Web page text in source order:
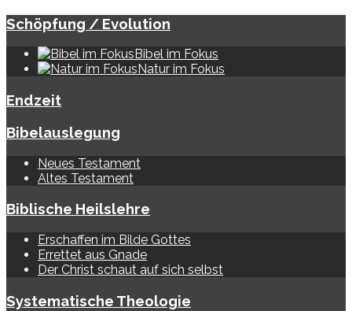
Schöpfung / Evolution
Bibel im Fokus
Natur im Fokus
Endzeit
Bibelauslegung
Neues Testament
Altes Testament
Biblische Heilslehre
Erschaffen im Bilde Gottes
Errettet aus Gnade
Der Christ schaut auf sich selbst
Systematische Theologie